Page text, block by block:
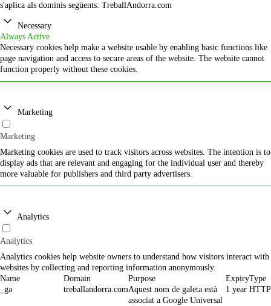
s'aplica als dominis següents: TreballAndorra.com
Necessary
Always Active
Necessary cookies help make a website usable by enabling basic functions like
page navigation and access to secure areas of the website. The website cannot
function properly without these cookies.
Marketing
Marketing
Marketing cookies are used to track visitors across websites. The intention is to
display ads that are relevant and engaging for the individual user and thereby
more valuable for publishers and third party advertisers.
Analytics
Analytics
Analytics cookies help website owners to understand how visitors interact with
websites by collecting and reporting information anonymously.
Name
Domain Purpose ExpiryType
_ga
treballandorra.comAquest nom de galeta està
associat a Google Universal
1 year HTTP